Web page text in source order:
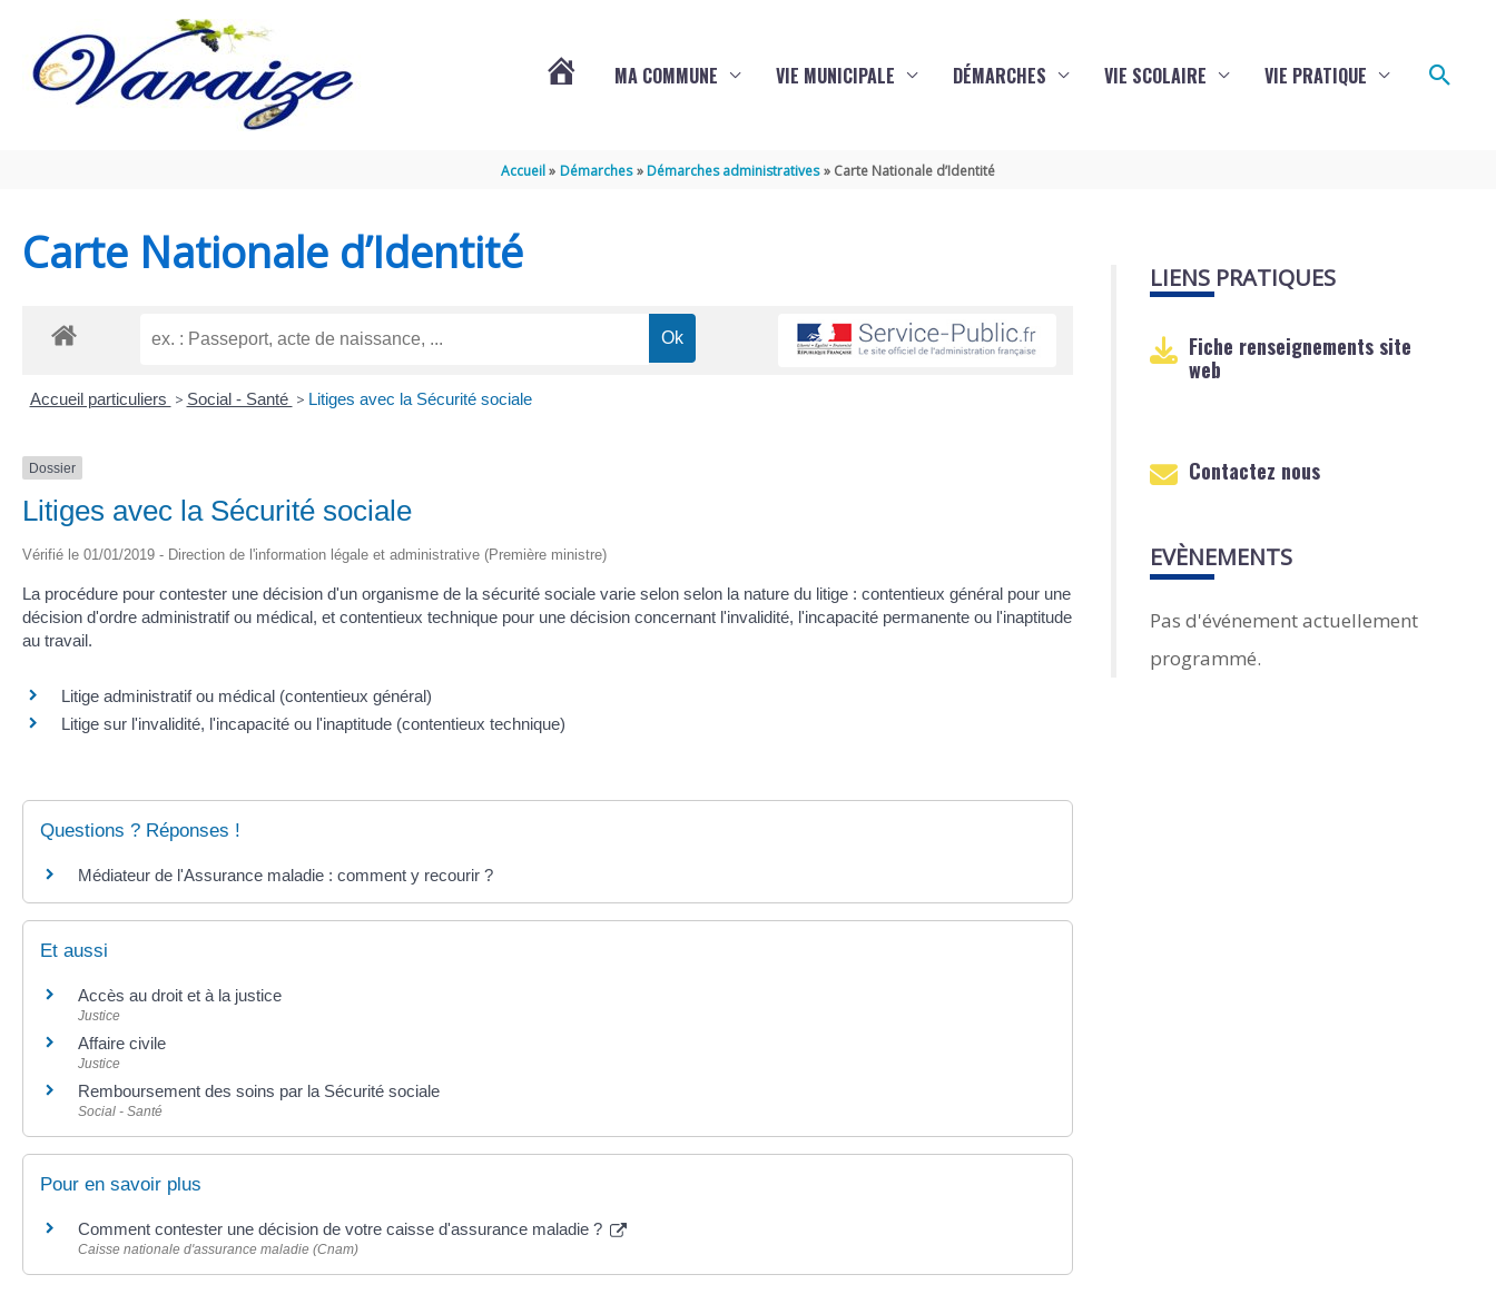
DE
MA COMMUNE VIE MUNICIPALE DÉMARCHES VIE SCOLAIRE VIE PRATIQUE
Accueil Démarches Démarches administratives Carte Nationale d’Identité
Carte Nationale d’Identité
Accueil particuliers > Social - Santé > Litiges avec la Sécurité sociale
Dossier
Litiges avec la Sécurité sociale
Vérifié le 01/01/2019 - Direction de l'information légale et administrative (Première ministre)
La procédure pour contester une décision d'un organisme de la sécurité sociale varie selon selon la nature du litige : contentieux général pour une
décision d'ordre administratif ou médical, et contentieux technique pour une décision concernant l'invalidité, l'incapacité permanente ou l'inaptitude
au travail.
Litige administratif ou médical (contentieux général)
Litige sur l'invalidité, l'incapacité ou l'inaptitude (contentieux technique)
Questions ? Réponses !
Médiateur de l'Assurance maladie : comment y recourir ?
Et aussi
Accès au droit et à la justice
Justice
Affaire civile
Justice
Remboursement des soins par la Sécurité sociale
Social - Santé
Pour en savoir plus
Comment contester une décision de votre caisse d'assurance maladie ?
Caisse nationale d'assurance maladie (Cnam)
LIENS PRATIQUES
Fiche renseignements site
web
Contactez nous
EVÈNEMENTS
Pas d'événement actuellement
programmé.